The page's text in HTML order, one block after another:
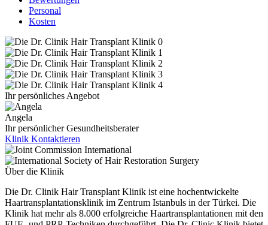
Personal
Kosten
Ihr persönliches Angebot
Angela
Ihr persönlicher Gesundheitsberater
Klinik Kontaktieren
Über die Klinik
Die Dr. Clinik Hair Transplant Klinik ist eine hochentwickelte
Haartransplantationsklinik im Zentrum Istanbuls in der Türkei. Die
Klinik hat mehr als 8.000 erfolgreiche Haartransplantationen mit den